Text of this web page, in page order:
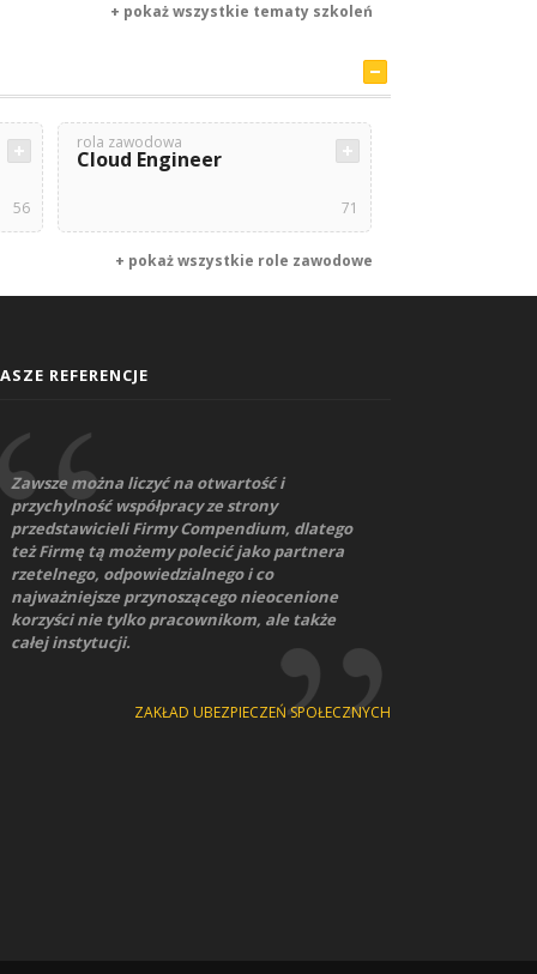
+ pokaż wszystkie tematy szkoleń
56
rola zawodowa
Cloud Engineer
71
+ pokaż wszystkie role zawodowe
REFERENCJE
Zawsze można liczyć na otwartość i
przychylność współpracy ze strony
przedstawicieli Firmy Compendium, dlatego
też Firmę tą możemy polecić jako partnera
rzetelnego, odpowiedzialnego i co
najważniejsze przynoszącego nieocenione
korzyści nie tylko pracownikom, ale także
całej instytucji.
ZAKŁAD UBEZPIECZEŃ SPOŁECZNYCH